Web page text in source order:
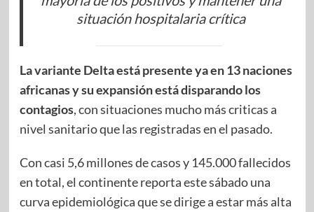
situación hospitalaria crítica
La variante Delta está presente ya en 13 naciones
africanas y su expansión está disparando los
contagios, con situaciones mucho más criticas a
nivel sanitario que las registradas en el pasado.
Con casi 5,6 millones de casos y 145.000 fallecidos
en total, el continente reporta este sábado una
curva epidemiológica que se dirige a estar más alta